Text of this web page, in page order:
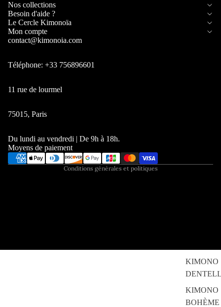
KIMONO
KIMONO
BOHÈME
Nos collections
Besoin d'aide ?
Le Cercle Kimonoïa
Mon compte
contact@kimonoia.com
Téléphone: +33 756896601
11 rue de lourmel
75015, Paris
Du lundi au vendredi | De 9h à 18h.
Moyens de paiement
Conditions générales et politiques
Mentions légales
Politique d’expédition